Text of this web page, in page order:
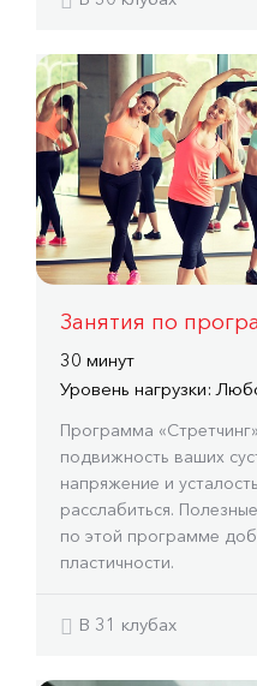
Занятия по
30 минут
Уровень нагрузки:
Программа
подвижность ваших
напряжение и
расслабиться.
по этой программе
пластичности.
В 31 клубах